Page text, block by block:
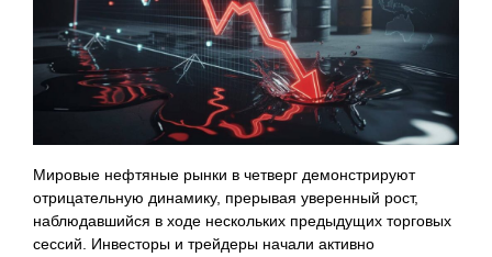
Мировые нефтяные рынки в четверг демонстрируют
отрицательную динамику, прерывая уверенный рост,
наблюдавшийся в ходе нескольких предыдущих торговых
сессий. Инвесторы и трейдеры начали активно